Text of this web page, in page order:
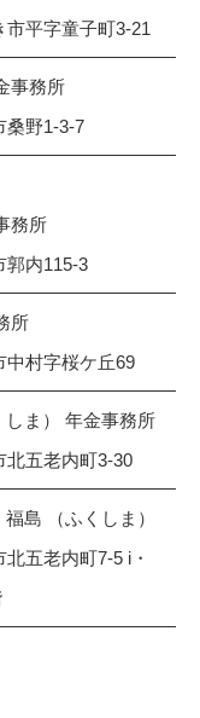
市平字童子町3-21
事務所
桑野1-3-7
務所
郭内115-3
所
中村字桜ケ丘69
ま） 年金事務所
北五老内町3-30
島 （ふくしま）
五老内町7-5 i・